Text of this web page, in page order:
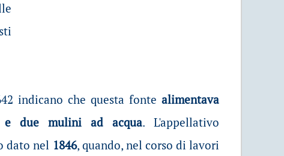
indicano che questa fonte alimentava
due mulini ad acqua. L'appellativo
dato nel 1846, quando, nel corso di lavori